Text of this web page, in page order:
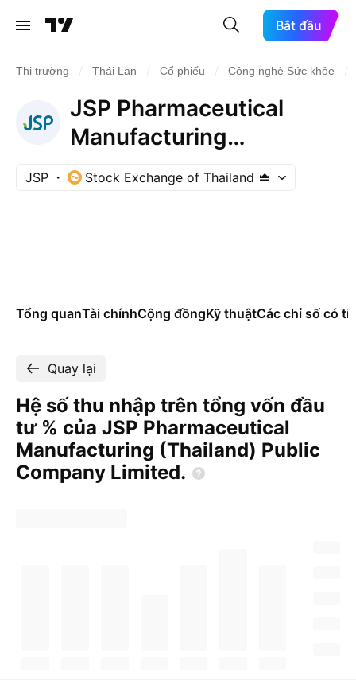
Bắt đầu
Thị trường Thái Lan Cổ phiếu Công nghệ Sức khỏe
JSP Pharmaceutical
Manufacturing
(Thailand) Public
Company Limited
JSP Stock Exchange of Thailand
Tổng quanTài chínhCộng đồngKỹ thuậtCác chỉ số có
Quay lại
Hệ số thu nhập trên tổng vốn đầu
tư % của JSP Pharmaceutical
Manufacturing (Thailand) Public
Company Limited.